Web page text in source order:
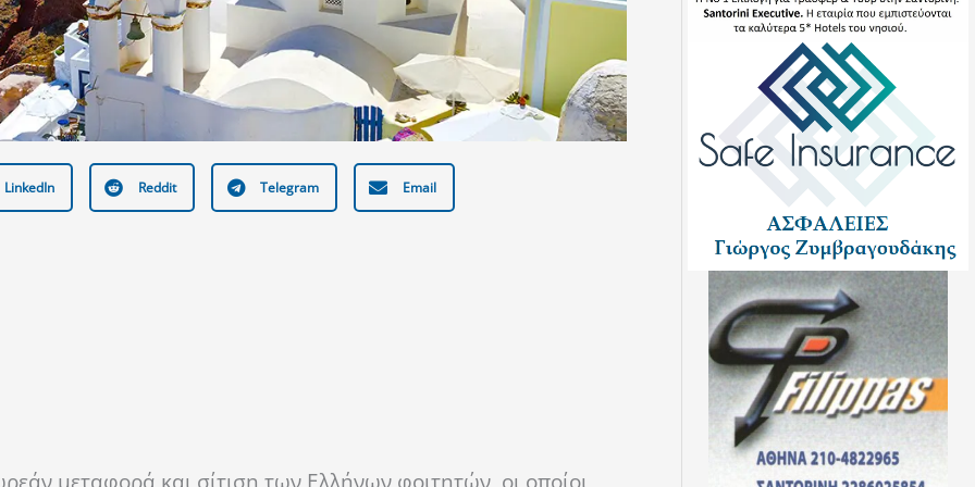
LinkedIn Reddit Telegram Email
μεταφορά και σίτιση των Ελλήνων φοιτητών, οι οποίοι